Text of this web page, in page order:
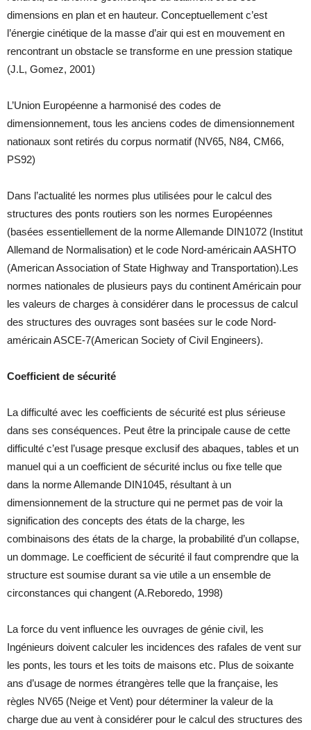
dimensions en plan et en hauteur. Conceptuellement c’est
l’énergie cinétique de la masse d’air qui est en mouvement en
rencontrant un obstacle se transforme en une pression statique
(J.L, Gomez, 2001)
L’Union Européenne a harmonisé des codes de
dimensionnement, tous les anciens codes de dimensionnement
nationaux sont retirés du corpus normatif (NV65, N84, CM66,
PS92)
Dans l’actualité les normes plus utilisées pour le calcul des
structures des ponts routiers son les normes Européennes
(basées essentiellement de la norme Allemande DIN1072 (Institut
Allemand de Normalisation) et le code Nord-américain AASHTO
(American Association of State Highway and Transportation).Les
normes nationales de plusieurs pays du continent Américain pour
les valeurs de charges à considérer dans le processus de calcul
des structures des ouvrages sont basées sur le code Nord-
américain ASCE-7(American Society of Civil Engineers).
Coefficient de sécurité
La difficulté avec les coefficients de sécurité est plus sérieuse
dans ses conséquences. Peut être la principale cause de cette
difficulté c’est l’usage presque exclusif des abaques, tables et un
manuel qui a un coefficient de sécurité inclus ou fixe telle que
dans la norme Allemande DIN1045, résultant à un
dimensionnement de la structure qui ne permet pas de voir la
signification des concepts des états de la charge, les
combinaisons des états de la charge, la probabilité d’un collapse,
un dommage. Le coefficient de sécurité il faut comprendre que la
structure est soumise durant sa vie utile a un ensemble de
circonstances qui changent (A.Reboredo, 1998)
La force du vent influence les ouvrages de génie civil, les
Ingénieurs doivent calculer les incidences des rafales de vent sur
les ponts, les tours et les toits de maisons etc. Plus de soixante
ans d’usage de normes étrangères telle que la française, les
règles NV65 (Neige et Vent) pour déterminer la valeur de la
charge due au vent à considérer pour le calcul des structures des